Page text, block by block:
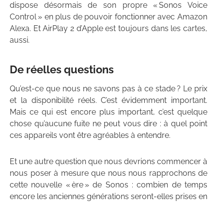
dispose désormais de son propre « Sonos Voice
Control » en plus de pouvoir fonctionner avec Amazon
Alexa. Et AirPlay 2 d’Apple est toujours dans les cartes,
aussi.
De réelles questions
Qu’est-ce que nous ne savons pas à ce stade ? Le prix
et la disponibilité réels. C’est évidemment important.
Mais ce qui est encore plus important, c’est quelque
chose qu’aucune fuite ne peut vous dire : à quel point
ces appareils vont être agréables à entendre.
Et une autre question que nous devrions commencer à
nous poser à mesure que nous nous rapprochons de
cette nouvelle « ère » de Sonos : combien de temps
encore les anciennes générations seront-elles prises en